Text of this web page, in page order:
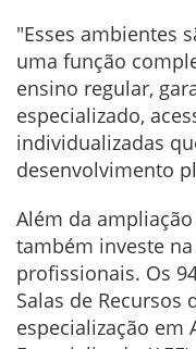
"Esses ambientes
uma função
ensino regular,
especializado,
individualizadas
desenvolvimento
Além da
também investe
profissionais. Os
Salas de Recursos
especialização em